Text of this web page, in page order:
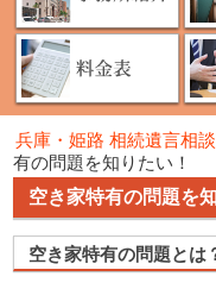
兵庫・姫路 相続遺言相
有の問題を知りたい！
空き家特有の問題を
空き家特有の問題とは